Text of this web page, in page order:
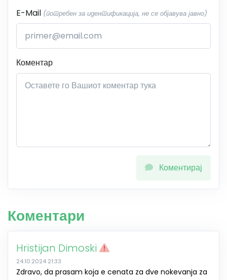
E-Mail (потребен за идентификација, не се објавува јавно)
Коментар
Коментирај
Коментари
Hristijan Dimoski
24.10.2024 21:33
Zdravo, da prasam koja e cenata za dve nokevanja za